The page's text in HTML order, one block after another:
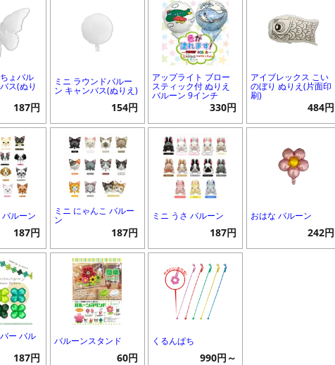
ょバル
ス(ぬり
187円
ミニ ラウンドバルー
ン キャンバス(ぬりえ)
154円
アップライト ブロー
スティック付 ぬりえ
バルーン 9インチ
330円
アイブレックス こい
のぼり ぬりえ(片面印
刷)
484円
バルーン
187円
ミニ にゃんこ バルー
ン
187円
ミニ うさ バルーン
187円
おはな バルーン
242円
ー バル
187円
バルーンスタンド
60円
くるんぱち
990円～